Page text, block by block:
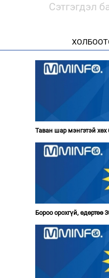
Сэтгэгдэл
Таван шар мэнгэтэй хөх
Бороо орохгүй, өдөртөө